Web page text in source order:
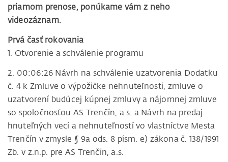
priamom prenose, ponúkame vám z neho
videozáznam.
Prvá časť rokovania
1. Otvorenie a schválenie programu
2. 00:06:26 Návrh na schválenie uzatvorenia Dodatku
č. 4 k Zmluve o výpožičke nehnuteľnosti, zmluve o
uzatvorení budúcej kúpnej zmluvy a nájomnej zmluve
so spoločnosťou AS Trenčín, a.s. a Návrh na predaj
hnuteľných vecí a nehnuteľností vo vlastníctve Mesta
Trenčín v zmysle § 9a ods. 8 písm. e) zákona č. 138/1991
Zb. v z.n.p. pre AS Trenčín, a.s.